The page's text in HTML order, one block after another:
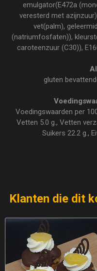
emulgator(E472a
veresterd met
vet(palm),
(natriumfosfaten)),
caroteenzuur (C30)),
gluten
Voedingswaarden per
Vetten 5.0 g., Vetten
Suikers 22.2 g.,
Klanten die dit